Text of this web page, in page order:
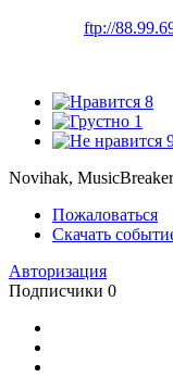
ftp://
8
1
Novihak,
Пожаловаться
Скачать
Авторизация
Подписчики 0